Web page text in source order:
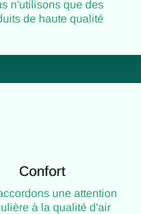
n'utilisons que des
de haute qualité
Confort
une attention
à la qualité d'air